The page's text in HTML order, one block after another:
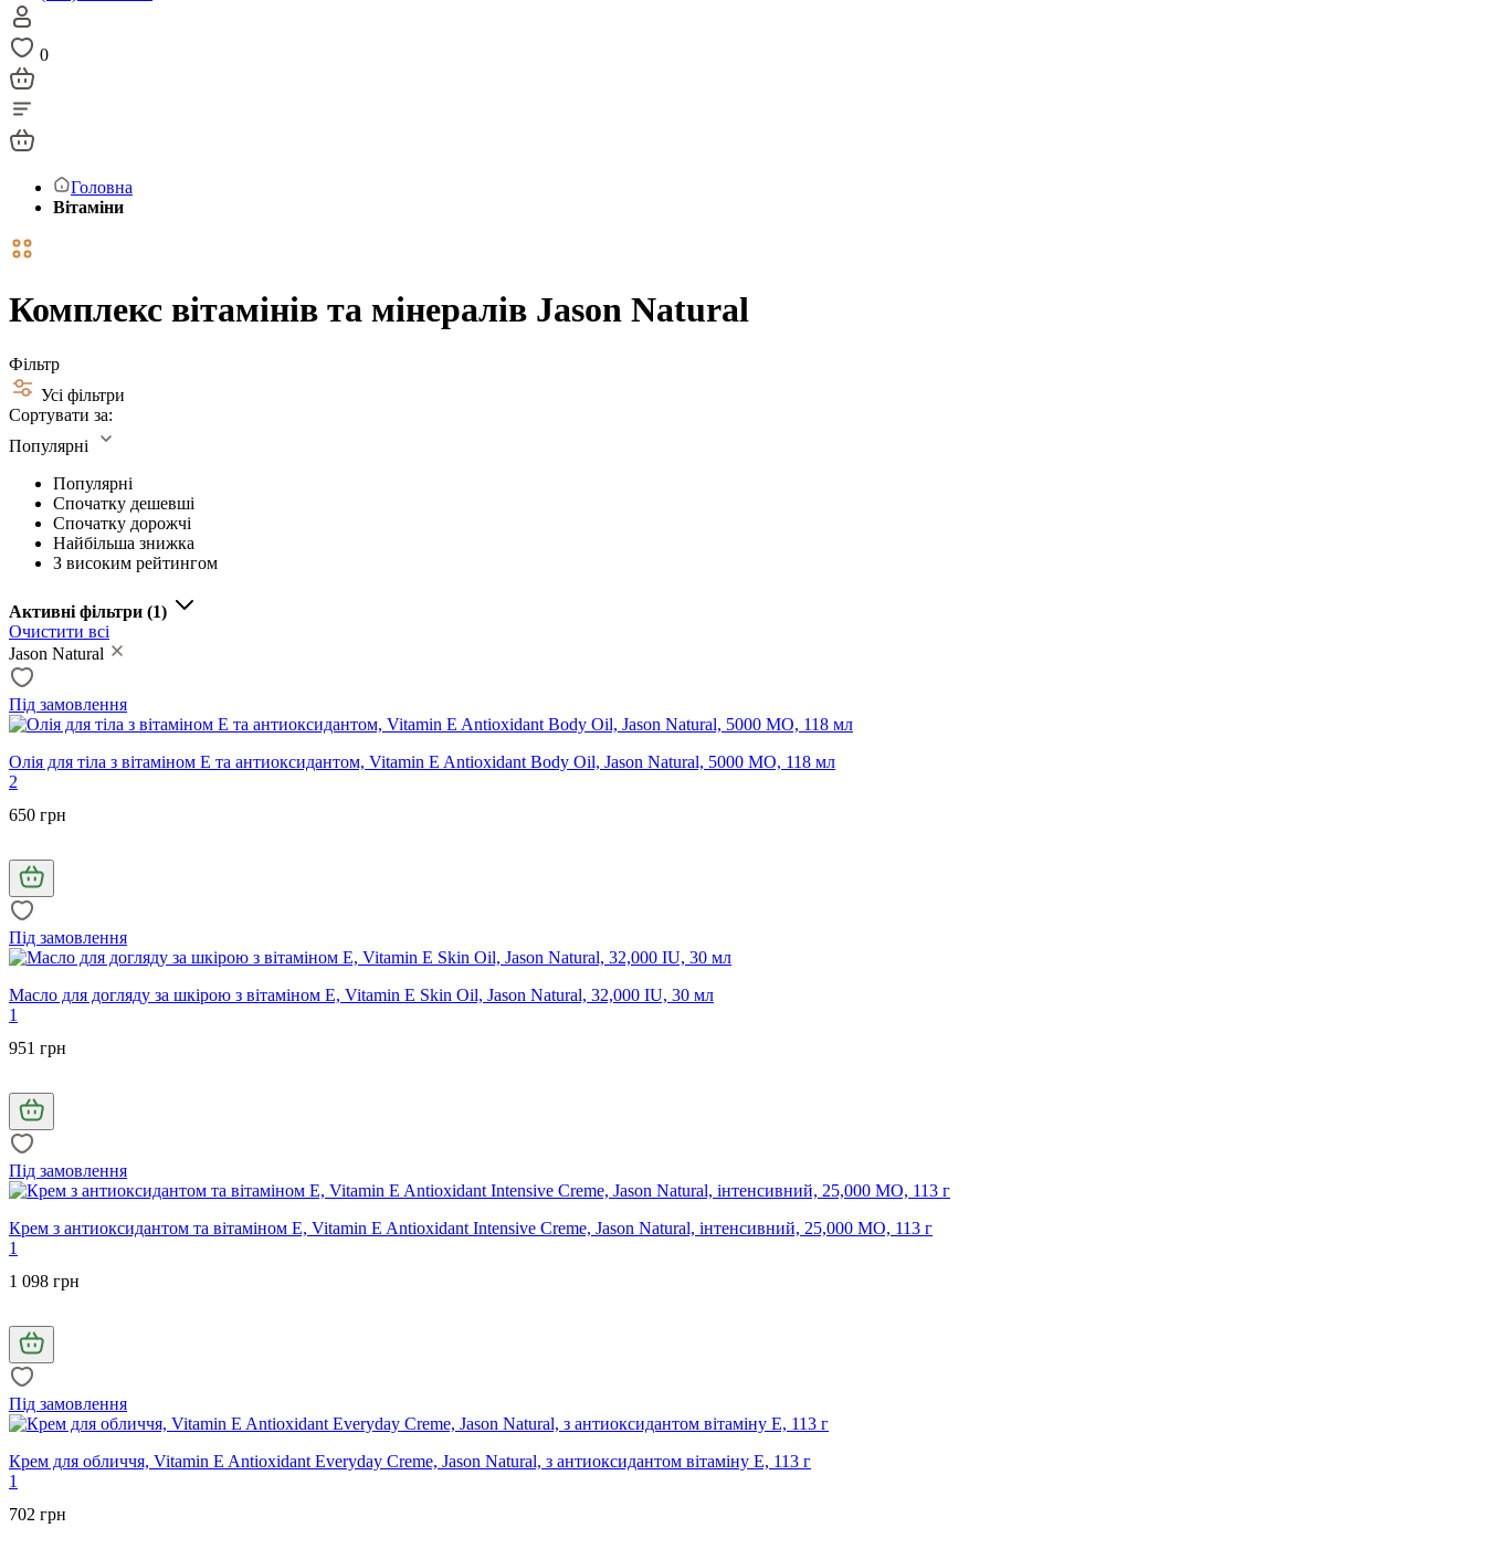
0
Головна
Вітаміни
Комплекс вітамінів та мінералів Jason Natural
Фільтр
Усі фільтри
Сортувати за:
Популярні
Популярні
Спочатку дешевші
Спочатку дорожчі
Найбільша знижка
З високим рейтингом
Активні фільтри (1)
Очистити всі
Jason Natural
Під замовлення
Олія для тіла з вітаміном Е та антиоксидантом, Vitamin E Antioxidant Body Oil, Jason Natural, 5000 МО, 118 мл
2
650 грн
Під замовлення
Масло для догляду за шкірою з вітаміном E, Vitamin E Skin Oil, Jason Natural, 32,000 IU, 30 мл
1
951 грн
Під замовлення
Крем з антиоксидантом та вітаміном Е, Vitamin E Antioxidant Intensive Creme, Jason Natural, інтенсивний, 25,000 МО, 113 г
1
1 098 грн
Під замовлення
Крем для обличчя, Vitamin E Antioxidant Everyday Creme, Jason Natural, з антиоксидантом вітаміну Е, 113 г
1
702 грн